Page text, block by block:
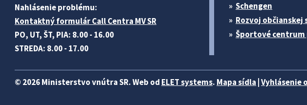
Nahlásenie problému:
Kontaktný formulár Call Centra MV SR
PO, UT, ŠT, PIA: 8.00 - 16.00
STREDA: 8.00 - 17.00
Schengen
Rozvoj
Športové
© 2026 Ministerstvo vnútra SR. Web od ELET systems. Mapa sídla Vyhlásenie